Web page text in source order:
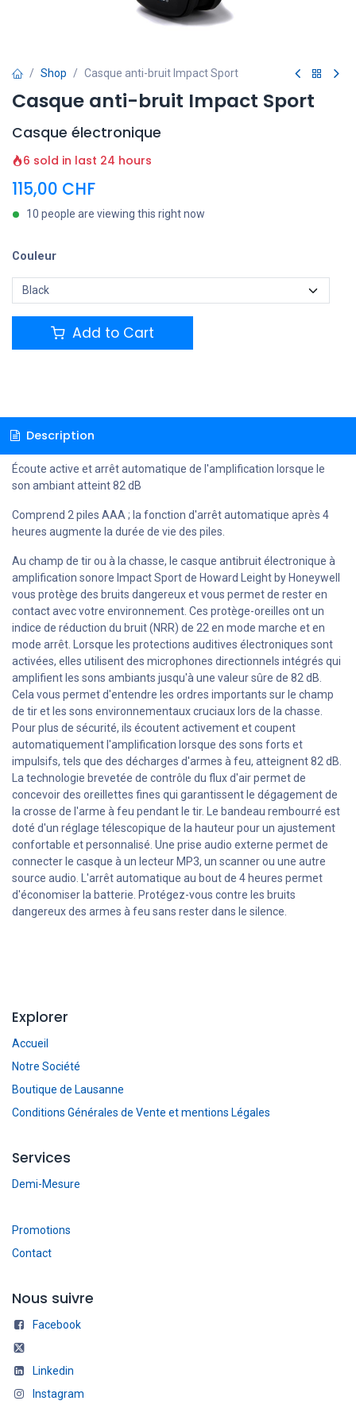
Shop Casque anti-bruit Impact Sport
Casque anti-bruit Impact Sport
Casque électronique
6 sold in last 24 hours
115,00 CHF
10 people are viewing this right now
Couleur
Add to Cart
Description
Écoute active et arrêt automatique de l'amplification lorsque le
son ambiant atteint 82 dB
Comprend 2 piles AAA ; la fonction d'arrêt automatique après 4
heures augmente la durée de vie des piles.
Au champ de tir ou à la chasse, le casque antibruit électronique à
amplification sonore Impact Sport de Howard Leight by Honeywell
vous protège des bruits dangereux et vous permet de rester en
contact avec votre environnement. Ces protège-oreilles ont un
indice de réduction du bruit (NRR) de 22 en mode marche et en
mode arrêt. Lorsque les protections auditives électroniques sont
activées, elles utilisent des microphones directionnels intégrés qui
amplifient les sons ambiants jusqu'à une valeur sûre de 82 dB.
Cela vous permet d'entendre les ordres importants sur le champ
de tir et les sons environnementaux cruciaux lors de la chasse.
Pour plus de sécurité, ils écoutent activement et coupent
automatiquement l'amplification lorsque des sons forts et
impulsifs, tels que des décharges d'armes à feu, atteignent 82 dB.
La technologie brevetée de contrôle du flux d'air permet de
concevoir des oreillettes fines qui garantissent le dégagement de
la crosse de l'arme à feu pendant le tir. Le bandeau rembourré est
doté d'un réglage télescopique de la hauteur pour un ajustement
confortable et personnalisé. Une prise audio externe permet de
connecter le casque à un lecteur MP3, un scanner ou une autre
source audio. L'arrêt automatique au bout de 4 heures permet
d'économiser la batterie. Protégez-vous contre les bruits
dangereux des armes à feu sans rester dans le silence.
Explorer
Accueil
Notre Société
Boutique de Lausanne
Conditions Générales de Vente et mentions Légales
Services
Demi-Mesure
Promotions
Contact
Nous suivre
Facebook
Linkedin
Instagram